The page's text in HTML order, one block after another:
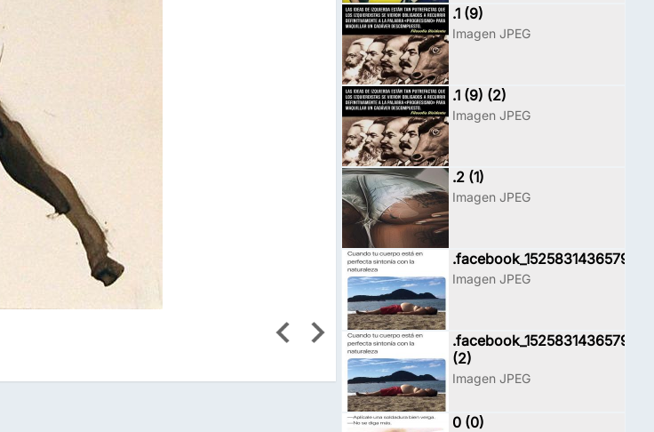
.1 (9)
Imagen JPEG
.1 (9) (2)
Imagen JPEG
.2 (1)
Imagen JPEG
.facebook_1525831436579
Imagen JPEG
.facebook_1525831436579
(2)
Imagen JPEG
0 (0)